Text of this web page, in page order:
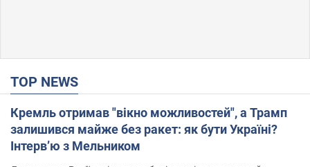
TOP NEWS
Кремль отримав "вікно можливостей", а Трамп
залишився майже без ракет: як бути Україні?
Інтерв’ю з Мельником